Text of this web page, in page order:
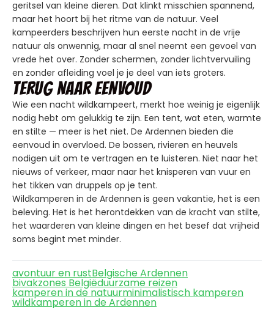
geritsel van kleine dieren. Dat klinkt misschien spannend,
maar het hoort bij het ritme van de natuur. Veel
kampeerders beschrijven hun eerste nacht in de vrije
natuur als onwennig, maar al snel neemt een gevoel van
vrede het over. Zonder schermen, zonder lichtvervuiling
en zonder afleiding voel je je deel van iets groters.
Terug naar eenvoud
Wie een nacht wildkampeert, merkt hoe weinig je eigenlijk
nodig hebt om gelukkig te zijn. Een tent, wat eten, warmte
en stilte — meer is het niet. De Ardennen bieden die
eenvoud in overvloed. De bossen, rivieren en heuvels
nodigen uit om te vertragen en te luisteren. Niet naar het
nieuws of verkeer, maar naar het knisperen van vuur en
het tikken van druppels op je tent.
Wildkamperen in de Ardennen is geen vakantie, het is een
beleving. Het is het herontdekken van de kracht van stilte,
het waarderen van kleine dingen en het besef dat vrijheid
soms begint met minder.
avontuur en rustBelgische Ardennen
bivakzones Belgiëduurzame reizen
kamperen in de natuurminimalistisch kamperen
wildkamperen in de Ardennen